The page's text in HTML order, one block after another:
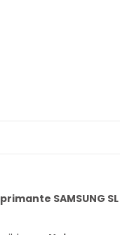
SAMSUNG